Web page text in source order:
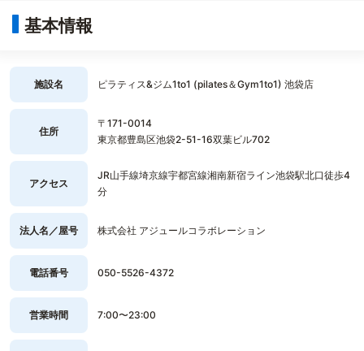
基本情報
施設名 ピラティス&ジム1to1 (pilates＆Gym1to1) 池袋店
住所
〒171-0014
東京都豊島区池袋2-51-16双葉ビル702
アクセス
JR山手線埼京線宇都宮線湘南新宿ライン池袋駅北口徒歩4
分
法人名／屋号 株式会社 アジュールコラボレーション
電話番号 050-5526-4372
営業時間 7:00〜23:00